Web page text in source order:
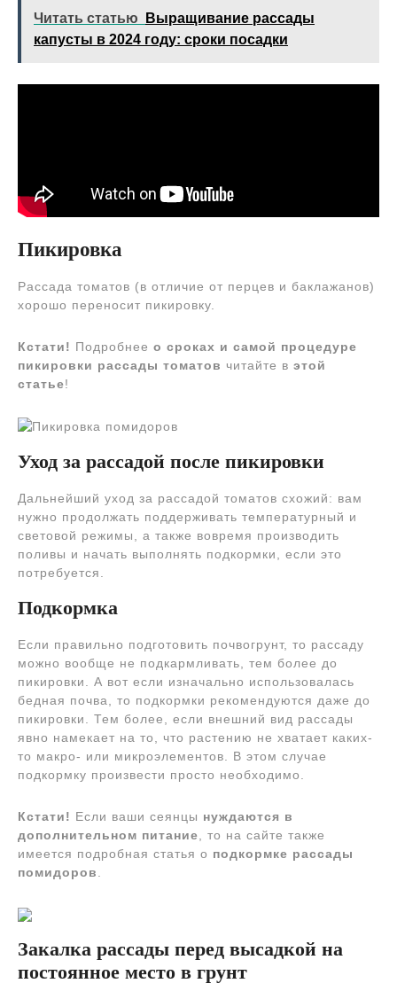
Читать статью
Выращивание рассады
капусты в 2024 году: сроки посадки
Пикировка
Рассада томатов (в отличие от перцев и баклажанов)
хорошо переносит пикировку.
Кстати! Подробнее о сроках и самой процедуре
пикировки рассады томатов читайте в этой
статье!
Уход за рассадой после пикировки
Дальнейший уход за рассадой томатов схожий: вам
нужно продолжать поддерживать температурный и
световой режимы, а также вовремя производить
поливы и начать выполнять подкормки, если это
потребуется.
Подкормка
Если правильно подготовить почвогрунт, то рассаду
можно вообще не подкармливать, тем более до
пикировки. А вот если изначально использовалась
бедная почва, то подкормки рекомендуются даже до
пикировки. Тем более, если внешний вид рассады
явно намекает на то, что растению не хватает каких-
то макро- или микроэлементов. В этом случае
подкормку произвести просто необходимо.
Кстати! Если ваши сеянцы нуждаются в
дополнительном питание , то на сайте также
имеется подробная статья о подкормке рассады
помидоров
Закалка рассады перед высадкой на
постоянное место в грунт